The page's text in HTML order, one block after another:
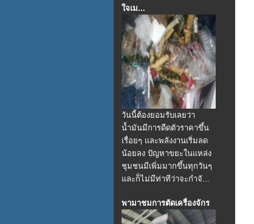
ใจเม...
วันนี้ต้องยอมรับเลยว่า
น้ำมันมีการดีดตัวราคาขึ้น
เรื่อยๆ และพลังงานเริ่มลด
น้อยลง ปัญหาขยะในแหล่ง
ชุมชนมีเพิ่มมากขึ้นทุกวันๆ
และก็ไม่มีท่าทีว่าจะกำจั...
พามาชมการตัดเครื่องจักร